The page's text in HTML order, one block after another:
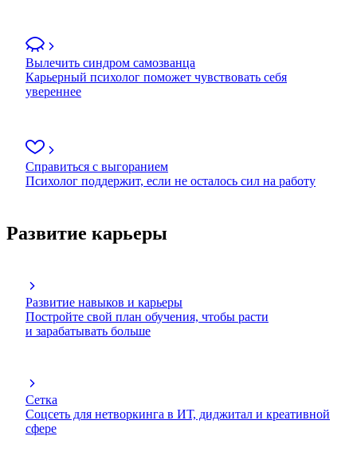
Вылечить синдром самозванца
Карьерный психолог поможет чувствовать себя
увереннее
Справиться с выгоранием
Психолог поддержит, если не осталось сил на работу
Развитие карьеры
Развитие навыков и карьеры
Постройте свой план обучения, чтобы расти
и зарабатывать больше
Сетка
Соцсеть для нетворкинга в ИТ, диджитал и креативной
сфере